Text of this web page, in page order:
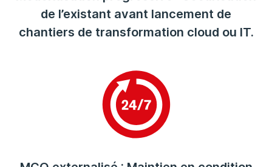
de l’existant avant lancement de
chantiers de transformation cloud ou IT.